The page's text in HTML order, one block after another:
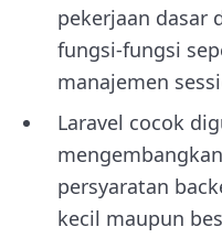
pekerjaan dasar
fungsi-fungsi
manajemen
Laravel cocok
persyaratan
kecil maupun